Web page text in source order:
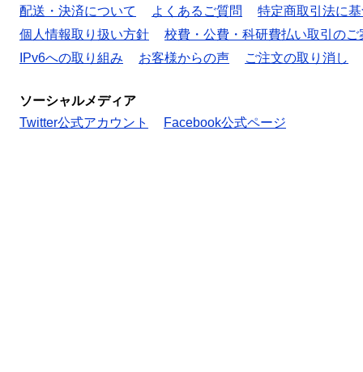
配送・決済について よくあるご質問
特定商取引法に
個人情報取り扱い方針
校費・公費・科研費払い取引のご
IPv6への取り組み
お客様からの声 ご注文の取り消し
ソーシャルメディア
Twitter公式アカウント
Facebook公式ページ